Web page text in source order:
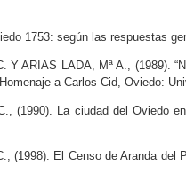
1753: según las respuestas
Y ARIAS LADA, Mª A., (1989).
a Carlos Cid, Oviedo:
(1990). La ciudad del Oviedo
(1998). El Censo de Aranda